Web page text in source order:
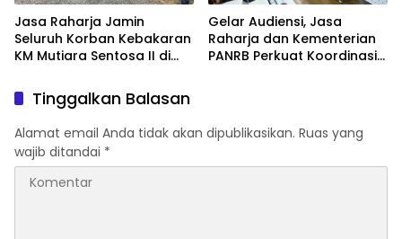
Jasa Raharja Jamin
Seluruh Korban Kebakaran
KM Mutiara Sentosa II di
Gelar Audiensi, Jasa
Raharja dan Kementerian
PANRB Perkuat Koordinasi
Tinggalkan Balasan
Alamat email Anda tidak akan dipublikasikan. Ruas yang
wajib ditandai *